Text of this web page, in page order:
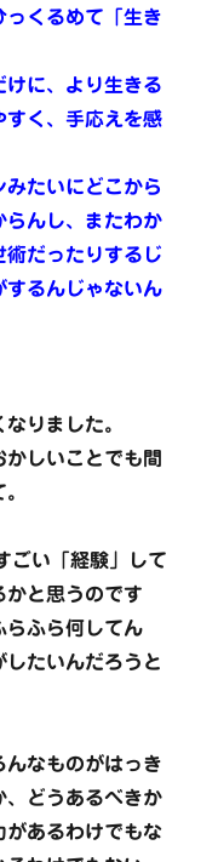
っくるめて「生き
けに、より生きる
すく、手応えを感
みたいにどこから
らんし、またわか
術だったりするじ
するんじゃないん
りました。
しいことでも間
ごい「経験」して
かと思うのです
らふら何してん
たいんだろうと
んなものがはっき
、どうあるべきか
があるわけでもな